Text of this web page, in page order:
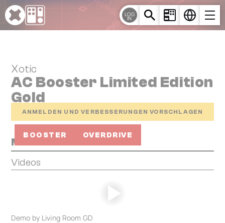
Cookie-Einstellungen
LOG
IN
Xotic
AC Booster Limited Edition
Gold
ANMELDEN UND VERBESSERUNGEN VORSCHLAGEN
BOOSTER OVERDRIVE
Media
Videos
Demo by Living Room GD